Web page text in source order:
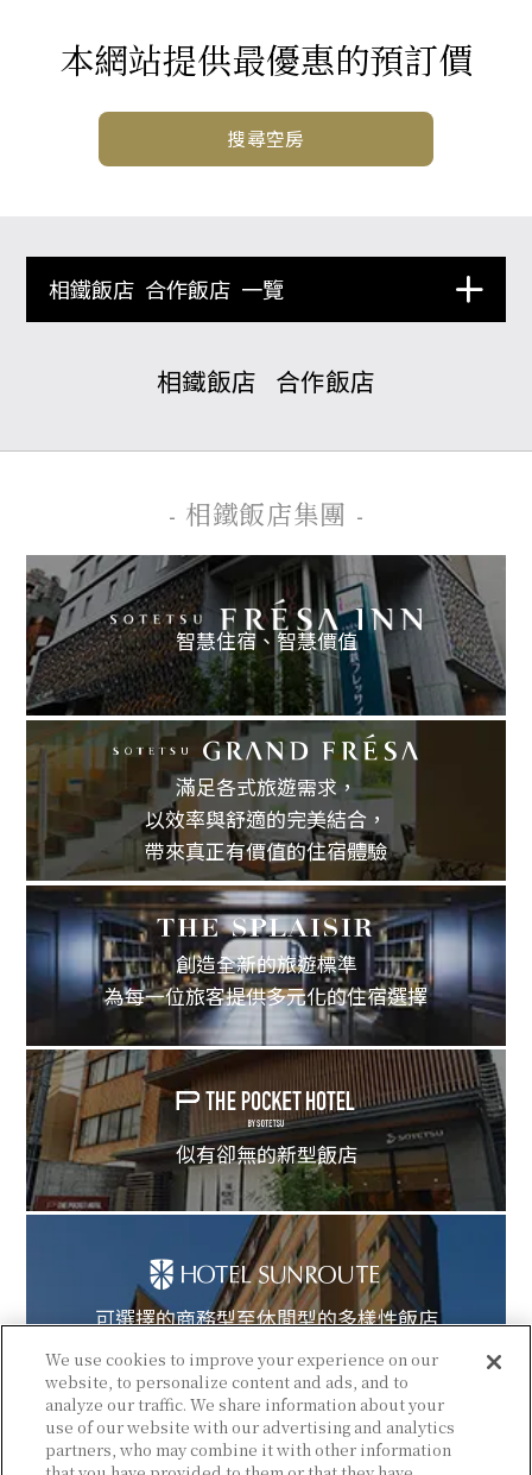
本網站提供最優惠的預訂價
搜尋空房
相鐵飯店 合作飯店 一覽
相鐵飯店 合作飯店
- 相鐵飯店集團 -
智慧住宿、 智慧價值
滿足各式旅遊需求，
以效率與舒適的完美結合，
帶來真正有價值的住宿體驗
創造全新的旅遊標準
為每一位旅客提供多元化的住宿選擇
似有卻無的新型飯店
可選擇的商務型至休閒型的多樣性飯店
We use cookies to improve your experience on our
website, to personalize content and ads, and to
analyze our traffic. We share information about your
use of our website with our advertising and analytics
partners, who may combine it with other information